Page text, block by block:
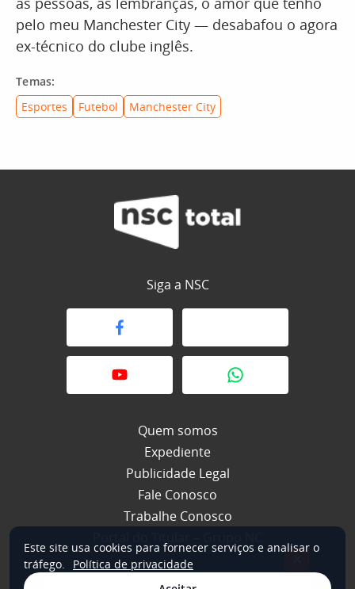
pelo meu Manchester City — desabafou o agora
ex-técnico do clube inglês.
Temas:
Esportes
Futebol Manchester City
Siga a NSC
Quem somos
Expediente
Publicidade Legal
Fale Conosco
Trabalhe Conosco
Este site usa cookies para fornecer serviços e analisar o
tráfego.
Política de privacidade